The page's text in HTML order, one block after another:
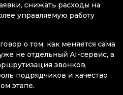
снижать расходы на
управляемую работу
о том, как меняется сама
не отдельный AI-сервис, а
звонков,
подрядчиков и качество
этапе.